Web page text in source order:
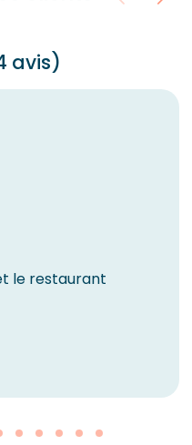
avis)
le restaurant